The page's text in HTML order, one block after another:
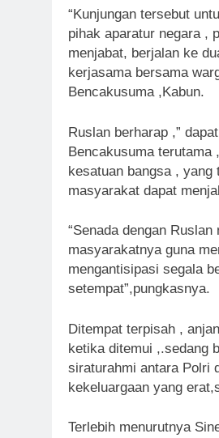
“Kunjungan tersebut
pihak aparatur negara ,
menjabat, berjalan ke
kerjasama bersama
Bencakusuma ,Kabun.
Ruslan berharap ,”
Bencakusuma terutama
kesatuan bangsa ,
masyarakat dapat
“Senada dengan
masyarakatnya guna
mengantisipasi segala
setempat”,pungkasnya.
Ditempat terpisah ,
ketika ditemui ,.sedang
siraturahmi antara Polri
kekeluargaan yang
Terlebih menurutnya